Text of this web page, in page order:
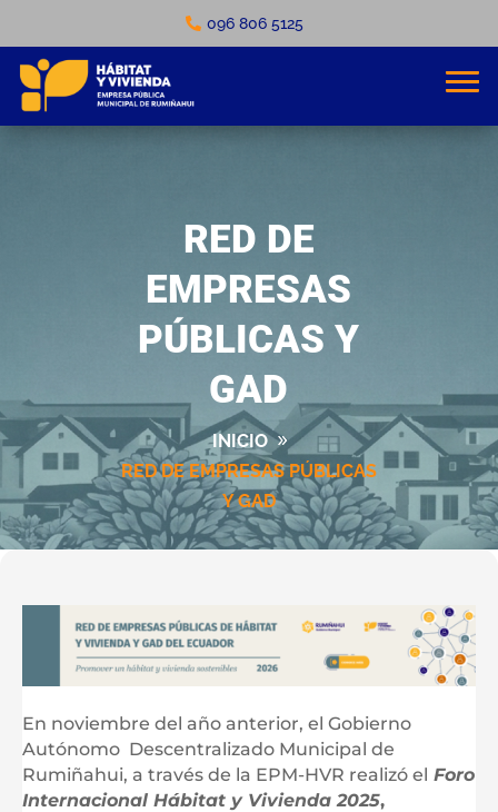
096 806 5125
RED DE
EMPRESAS
PÚBLICAS Y
GAD
INICIO
RED DE EMPRESAS PÚBLICAS
Y GAD
En noviembre del año anterior, el Gobierno
Autónomo Descentralizado Municipal de
Rumiñahui, a través de la EPM-HVR realizó el Foro
Internacional Hábitat y Vivienda 2025,